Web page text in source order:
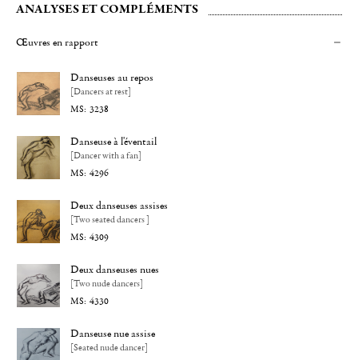
ANALYSES ET COMPLÉMENTS
Œuvres en rapport
Danseuses au repos
[Dancers at rest]
3238
Danseuse à l'éventail
[Dancer with a fan]
4296
Deux danseuses assises
[Two seated dancers ]
4309
Deux danseuses nues
[Two nude dancers]
4330
Danseuse nue assise
[Seated nude dancer]